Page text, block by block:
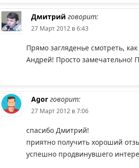
Дмитрий говорит:
27 Март 2012 в 6:43
Прямо загляденье смотреть,
Андрей! Просто замечательно!
Agor говорит:
27 Март 2012 в 7:06
спасибо Дмитрий!
приятно получить хороший
успешно продвинувшего